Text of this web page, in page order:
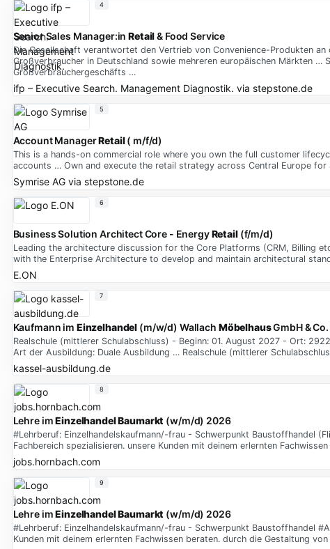
Senior Sales Manager:inRetail& Food Service
Die Gesellschaft verantwortet den Vertrieb von Convenience-Produkten
Großverbraucher in Deutschland sowie mehreren europäischen Märkten
Großverbrauchergeschäfts …
ifp – Executive Search. Management Diagnostik. via stepstone.de
4
Account ManagerRetail( m/f/d)
This is a hands-on commercial role where you own the full customer
accounts … Own and execute the retail strategy across Central Europe for
Symrise AGvia stepstone.de
5
Business Solution Architect Core - EnergyRetail(f/m/d)
Leading the architecture discussion for the Core Platforms (CRM, Billing
with the Enterprise Architecture to develop and maintain architectural
E.ON
6
Kaufmann im Einzelhandel (m/w/d) Wallach MöbelhausGmbH & Co.
Realschule (mittlerer Schulabschluss) - Beginn: 01. August 2027 - Ort:
Art der Ausbildung: Duale Ausbildung … Realschule (mittlerer
kassel-ausbildung.de
7
Lehre imEinzelhandelBaumarkt (w/m/d) 2026
#Lehrberuf: Einzelhandelskaufmann/-frau - Schwerpunkt Baustoffhandel
Fachbereich spezialisieren. unsere Kunden mit deinem erlernten
jobs.hornbach.com
8
Lehre imEinzelhandelBaumarkt (w/m/d) 2026
#Lehrberuf: Einzelhandelskaufmann/-frau - Schwerpunkt Baustoffhandel
Kunden mit deinem erlernten Fachwissen beraten. durch die Gestaltung
9